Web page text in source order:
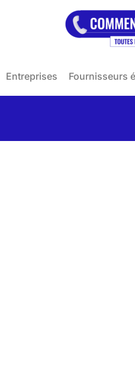
Entreprises Fournisseurs